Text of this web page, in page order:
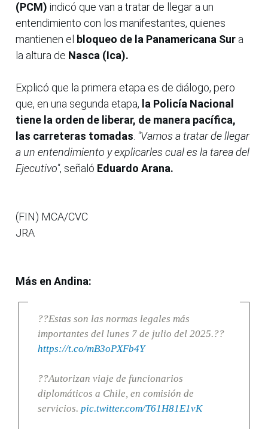
(PCM) indicó que van a tratar de llegar a un
entendimiento con los manifestantes, quienes
mantienen el bloqueo de la Panamericana Sur a
la altura de Nasca (Ica).
Explicó que la primera etapa es de diálogo, pero
que, en una segunda etapa, la Policía Nacional
tiene la orden de liberar, de manera pacífica,
las carreteras tomadas. "Vamos a tratar de llegar
a un entendimiento y explicarles cual es la tarea del
Ejecutivo", señaló Eduardo Arana.
(FIN) MCA/CVC
JRA
Más en Andina:
??Estas son las normas legales más
importantes del lunes 7 de julio del 2025.??
https://t.co/mB3oPXFb4Y
??Autorizan viaje de funcionarios
diplomáticos a Chile, en comisión de
servicios. pic.twitter.com/T61H81E1vK